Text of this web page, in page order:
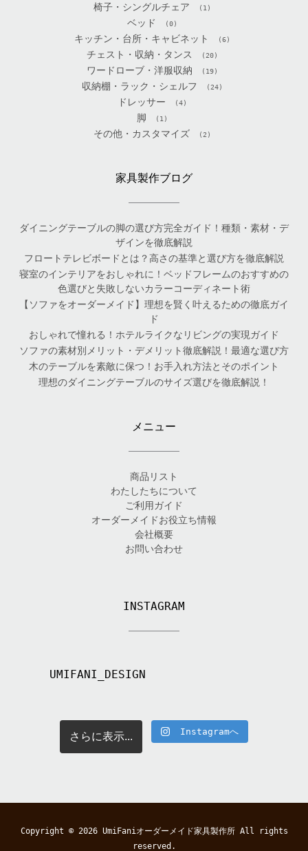
椅子・シングルチェア (1)
ベッド (0)
キッチン・台所・キャビネット (6)
チェスト・収納・タンス (20)
ワードローブ・洋服収納 (19)
収納棚・ラック・シェルフ (24)
ドレッサー (4)
脚 (1)
その他・カスタマイズ (2)
家具製作ブログ
ダイニングテーブルの脚の選び方完全ガイド！種類・素材・デ
ザインを徹底解説
フロートテレビボードとは？高さの基準と選び方を徹底解説
寝室のインテリアをおしゃれに！ベッドフレームのおすすめの
色選びと失敗しないカラーコーディネート術
【ソファをオーダーメイド】理想を賢く叶えるための徹底ガイ
ド
おしゃれで憧れる！ホテルライクなリビングの実現ガイド
ソファの素材別メリット・デメリット徹底解説！最適な選び方
木のテーブルを素敵に保つ！お手入れ方法とそのポイント
理想のダイニングテーブルのサイズ選びを徹底解説！
メニュー
商品リスト
わたしたちについて
ご利用ガイド
オーダーメイドお役立ち情報
会社概要
お問い合わせ
INSTAGRAM
UMIFANI_DESIGN
さらに表示... Instagramへ
Copyright © 2026 UmiFaniオーダーメイド家具製作所All rights
reserved.